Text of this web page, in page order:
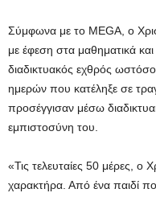
Σύμφωνα με το MEGA, o
με έφεση στα μαθηματικά
διαδικτυακός εχθρός
ημερών που κατέληξε σε
προσέγγισαν μέσω
εμπιστοσύνη του.
«Τις τελευταίες 50 μέρες, ο
χαρακτήρα. Από ένα παιδί